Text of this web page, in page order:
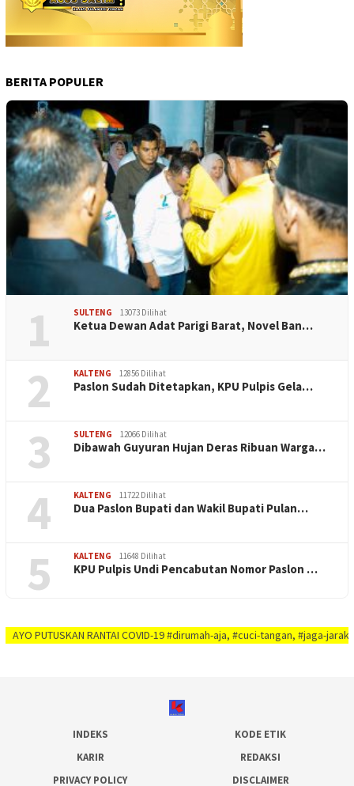
BERITA POPULER
1 SULTENG 13073 Dilihat
Ketua Dewan Adat Parigi Barat, Novel Ban…
2 KALTENG 12856 Dilihat
Paslon Sudah Ditetapkan, KPU Pulpis Gela…
3 SULTENG 12066 Dilihat
Dibawah Guyuran Hujan Deras Ribuan Warga…
4 KALTENG 11722 Dilihat
Dua Paslon Bupati dan Wakil Bupati Pulan…
5 KALTENG 11648 Dilihat
KPU Pulpis Undi Pencabutan Nomor Paslon …
RANTAI COVID-19 #dirumah-aja, #cuci-tangan, #jaga-jarak,
INDEKS
KODE ETIK
KARIR
REDAKSI
PRIVACY POLICY
DISCLAIMER